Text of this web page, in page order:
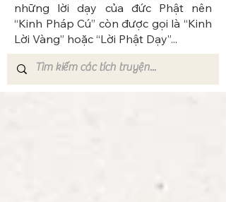
những lời dạy của đức Phật nên
“Kinh Pháp Cú” còn được gọi là “Kinh
Lời Vàng” hoặc “Lời Phật Dạy”...